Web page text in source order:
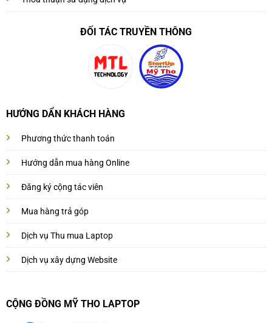
ĐỐI TÁC TRUYỀN THÔNG
HƯỚNG DẨN KHÁCH HÀNG
Phương thức thanh toán
Hướng dẫn mua hàng Online
Đăng ký cộng tác viên
Mua hàng trả góp
Dịch vụ Thu mua Laptop
Dịch vụ xây dựng Website
CỘNG ĐỒNG MỸ THO LAPTOP